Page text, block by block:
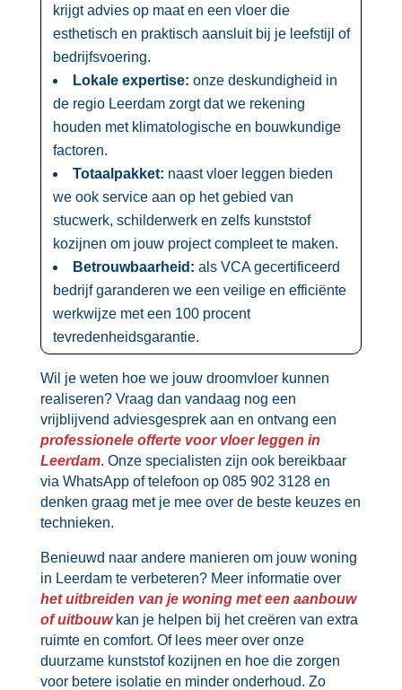
krijgt advies op maat en een vloer die
esthetisch en praktisch aansluit bij je leefstijl of
bedrijfsvoering.​
Lokale expertise: onze deskundigheid in
de regio Leerdam zorgt dat we rekening
houden met klimatologische en bouwkundige
factoren.​
Totaalpakket: naast vloer leggen bieden
we ook service aan op het gebied van
stucwerk, schilderwerk en zelfs kunststof
kozijnen om jouw project compleet te maken.​
Betrouwbaarheid: als VCA gecertificeerd
bedrijf garanderen we een veilige en efficiënte
werkwijze met een 100 procent
tevredenheidsgarantie.​
Wil je weten hoe we jouw droomvloer kunnen
realiseren? Vraag dan vandaag nog een
vrijblijvend adviesgesprek aan en ontvang een
professionele offerte voor vloer leggen in
Leerdam.​ Onze specialisten zijn ook bereikbaar
via WhatsApp of telefoon op 085 902 3128 en
denken graag met je mee over de beste keuzes en
technieken.​
Benieuwd naar andere manieren om jouw woning
in Leerdam te verbeteren? Meer informatie over
het uitbreiden van je woning met een aanbouw
of uitbouwkan je helpen bij het creëren van extra
ruimte en comfort.​ Of lees meer over onze
duurzame kunststof kozijnen en hoe die zorgen
voor betere isolatie en minder onderhoud.​ Zo